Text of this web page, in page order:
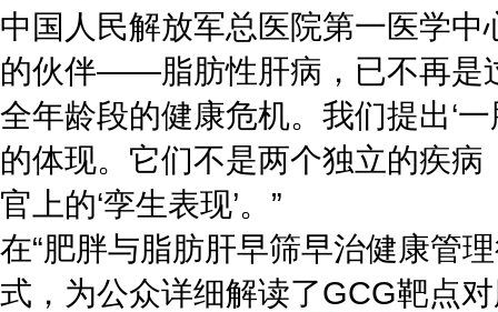
中国人民解放军总医院第一医学
的伙伴——脂肪性肝病，已不再是
全年龄段的健康危机。我们提出‘
的体现。它们不是两个独立的疾
官上的‘孪生表现’。”
在“肥胖与脂肪肝早筛早治健康管
式，为公众详细解读了GCG靶点